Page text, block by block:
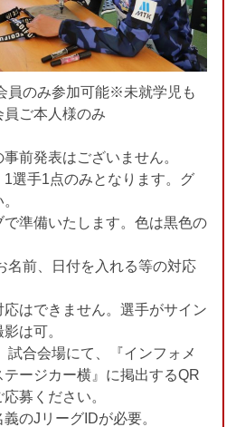
員のみ参加可能※未就学児も
ご本人様のみ
前発表はございません。
選手1点のみとなります。グ
準備いたします。色は黒色の
前、日付を入れる等の対応
はできません。選手がサイン
は可。
合会場にて、『インフォメ
ージカー横』に掲出するQR
募ください。
のJリーグIDが必要。